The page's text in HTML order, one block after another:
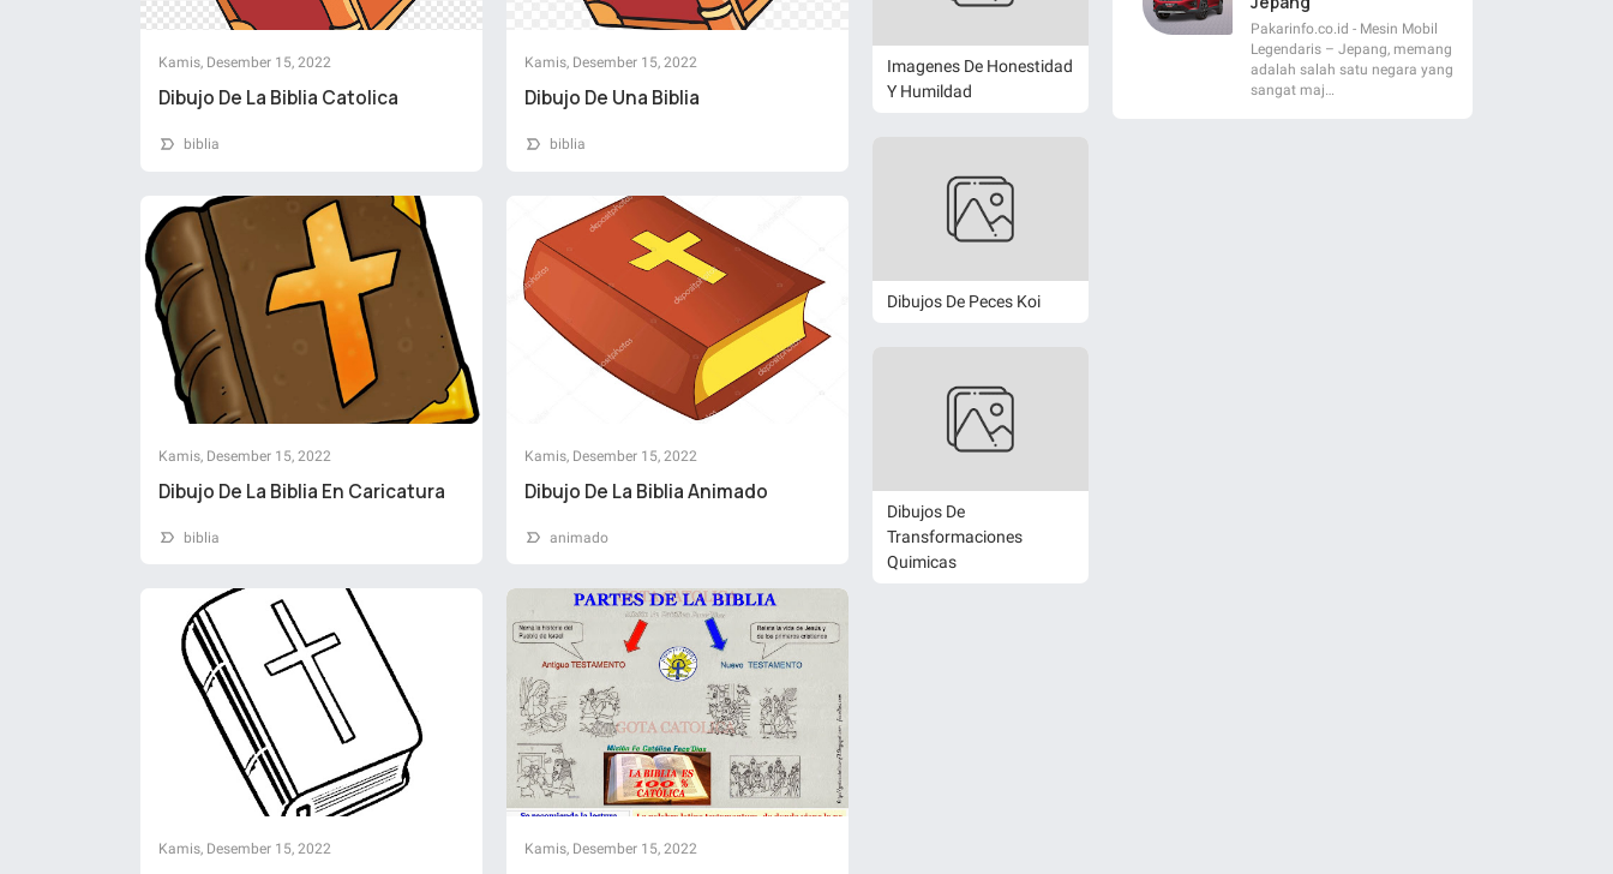
Kamis, Desember 15, 2022
Dibujo De La Biblia Catolica
biblia
Kamis, Desember 15, 2022
Dibujo De Una Biblia
biblia
Kamis, Desember 15, 2022
Dibujo De La Biblia En Caricatura
biblia
Kamis, Desember 15, 2022
Dibujo De La Biblia Animado
animado
Kamis, Desember 15, 2022 Kamis, Desember 15, 2022
Imagenes De Honestidad
Y Humildad
Dibujos De Peces Koi
Dibujos De
Transformaciones
Quimicas
Pakarinfo.co.id - Mesin Mobil
Legendaris – Jepang, memang
adalah salah satu negara yang
sangat maj…